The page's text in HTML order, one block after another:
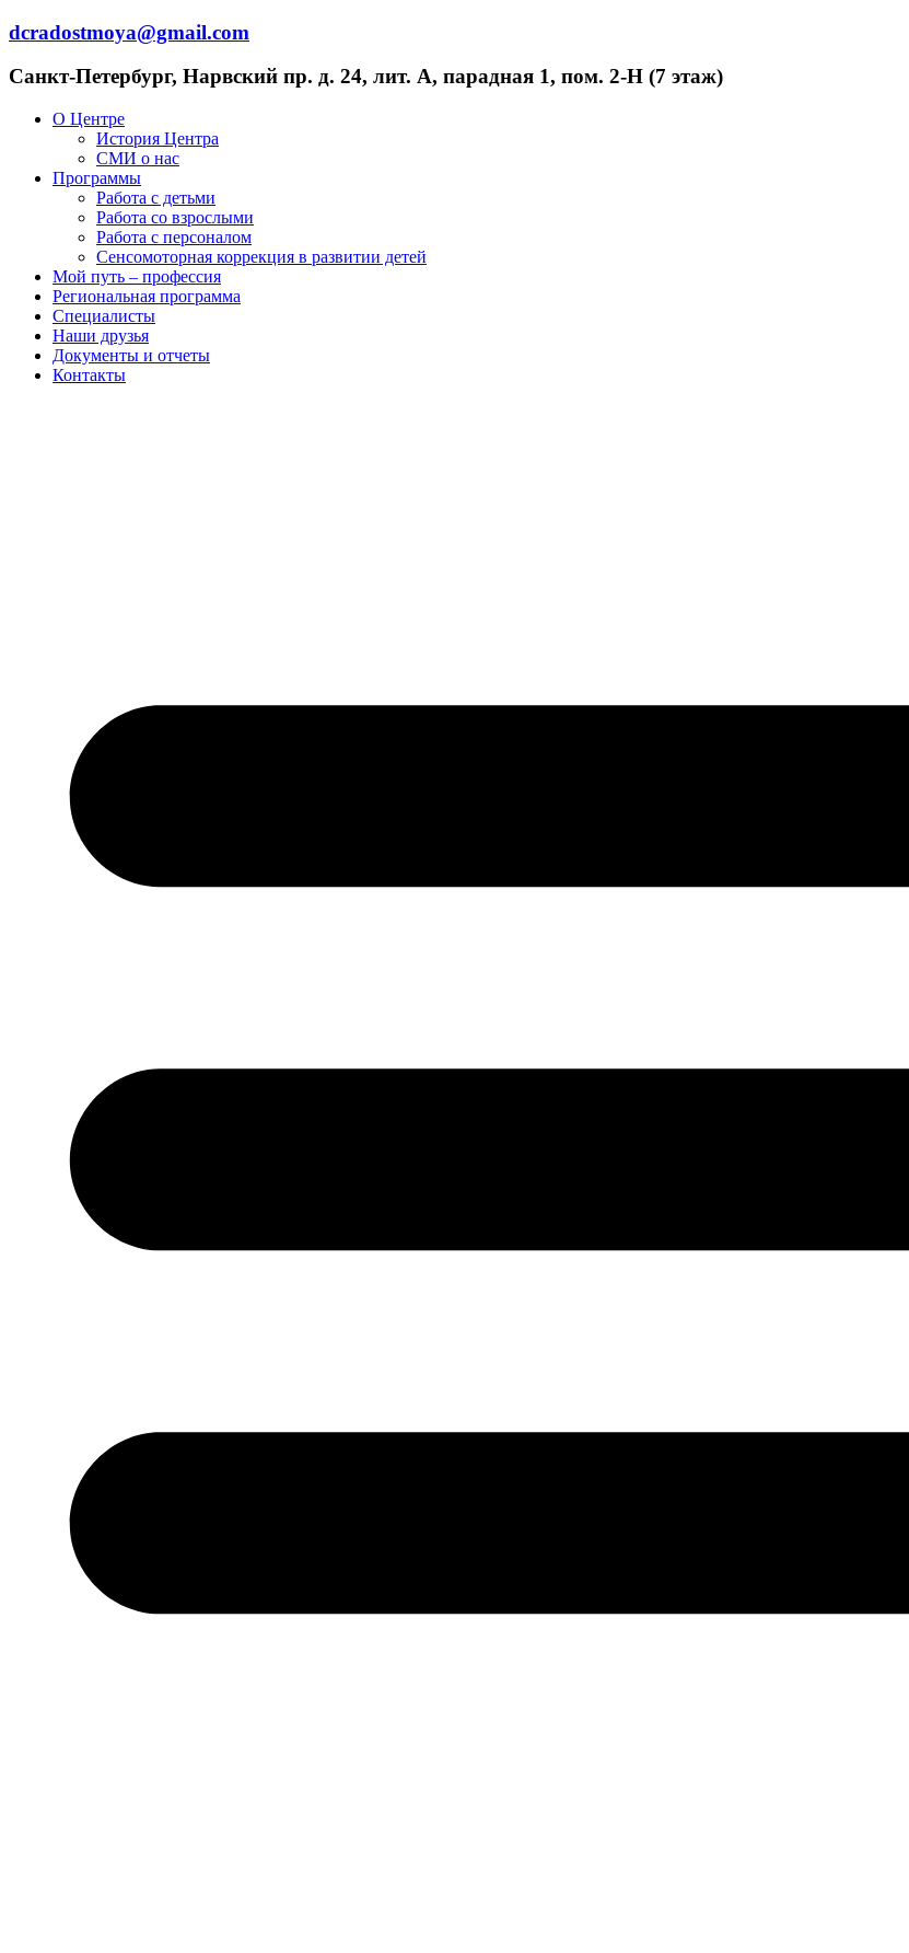
Перейти
содержимому
dcradostmoya@gmail.com
Санкт-Петербург, Нарвский пр. д. 24, лит. А, парадная 1, пом. 2-Н (7 этаж)
О Центре
История Центра
СМИ о нас
Программы
Работа с детьми
Работа со взрослыми
Работа с персоналом
Сенсомоторная коррекция в развитии детей
Мой путь – профессия
Региональная программа
Специалисты
Наши друзья
Документы и отчеты
Контакты